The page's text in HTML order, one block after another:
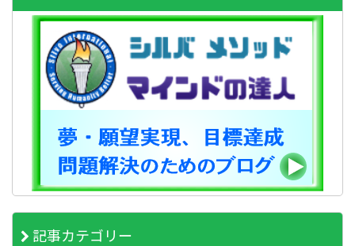
記事カテゴリー